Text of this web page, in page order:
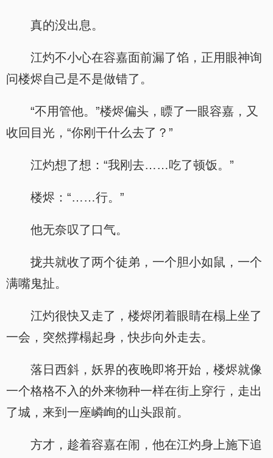
真的没出息。
江灼不小心在容嘉面前漏了馅，正用眼神询
问楼烬自己是不是做错了。
“不用管他。”楼烬偏头，瞟了一眼容嘉，又
收回目光，“你刚干什么去了？”
江灼想了想：“我刚去……吃了顿饭。”
楼烬：“……行。”
他无奈叹了口气。
拢共就收了两个徒弟，一个胆小如鼠，一个
满嘴鬼扯。
江灼很快又走了，楼烬闭着眼睛在榻上坐了
一会，突然撑榻起身，快步向外走去。
落日西斜，妖界的夜晚即将开始，楼烬就像
一个格格不入的外来物种一样在街上穿行，走出
了城，来到一座嶙峋的山头跟前。
方才，趁着容嘉在闹，他在江灼身上施下追